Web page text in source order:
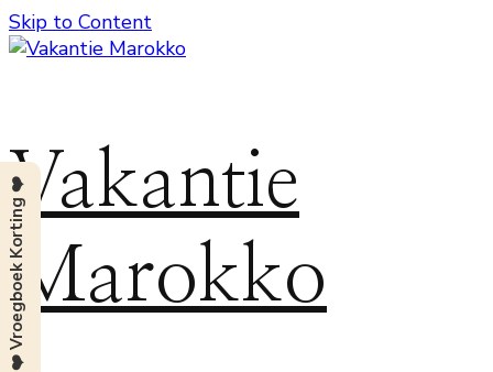
Skip to Content
Vakantie
Marokko
❤️ Vroegboek Korting ❤️